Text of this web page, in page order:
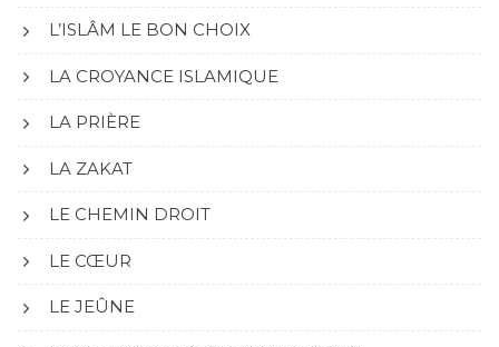
L’ISLÂM LE BON CHOIX
LA CROYANCE ISLAMIQUE
LA PRIÈRE
LA ZAKAT
LE CHEMIN DROIT
LE CŒUR
LE JEÛNE